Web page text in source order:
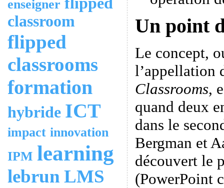
enseigner
classroom
flipped
classrooms
formation
hybride ICT
impact innovation
IPM learning
lebrun LMS
Un point
Le concept,
l’appellation
Classrooms,
quand deux
dans le
Bergman et
découvert le
(PowerPoint